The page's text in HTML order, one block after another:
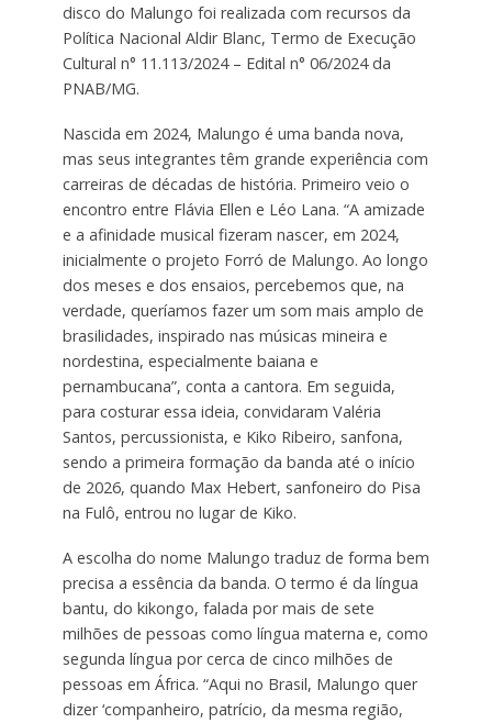
disco do Malungo foi realizada com recursos da
Política Nacional Aldir Blanc, Termo de Execução
Cultural n° 11.113/2024 – Edital n° 06/2024 da
PNAB/MG.
Nascida em 2024, Malungo é uma banda nova,
mas seus integrantes têm grande experiência com
carreiras de décadas de história. Primeiro veio o
encontro entre Flávia Ellen e Léo Lana. “A amizade
e a afinidade musical fizeram nascer, em 2024,
inicialmente o projeto Forró de Malungo. Ao longo
dos meses e dos ensaios, percebemos que, na
verdade, queríamos fazer um som mais amplo de
brasilidades, inspirado nas músicas mineira e
nordestina, especialmente baiana e
pernambucana”, conta a cantora. Em seguida,
para costurar essa ideia, convidaram Valéria
Santos, percussionista, e Kiko Ribeiro, sanfona,
sendo a primeira formação da banda até o início
de 2026, quando Max Hebert, sanfoneiro do Pisa
na Fulô, entrou no lugar de Kiko.
A escolha do nome Malungo traduz de forma bem
precisa a essência da banda. O termo é da língua
bantu, do kikongo, falada por mais de sete
milhões de pessoas como língua materna e, como
segunda língua por cerca de cinco milhões de
pessoas em África. “Aqui no Brasil, Malungo quer
dizer ‘companheiro, patrício, da mesma região,